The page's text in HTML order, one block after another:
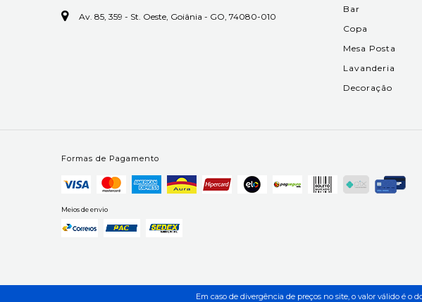
Av. 85, 359 - St. Oeste, Goiânia - GO, 74080-010
Bar
Copa
Mesa Posta
Lavanderia
Decoração
Formas de Pagamento
Meios de envio
Em caso de divergência de preços no site, o valor válido é o